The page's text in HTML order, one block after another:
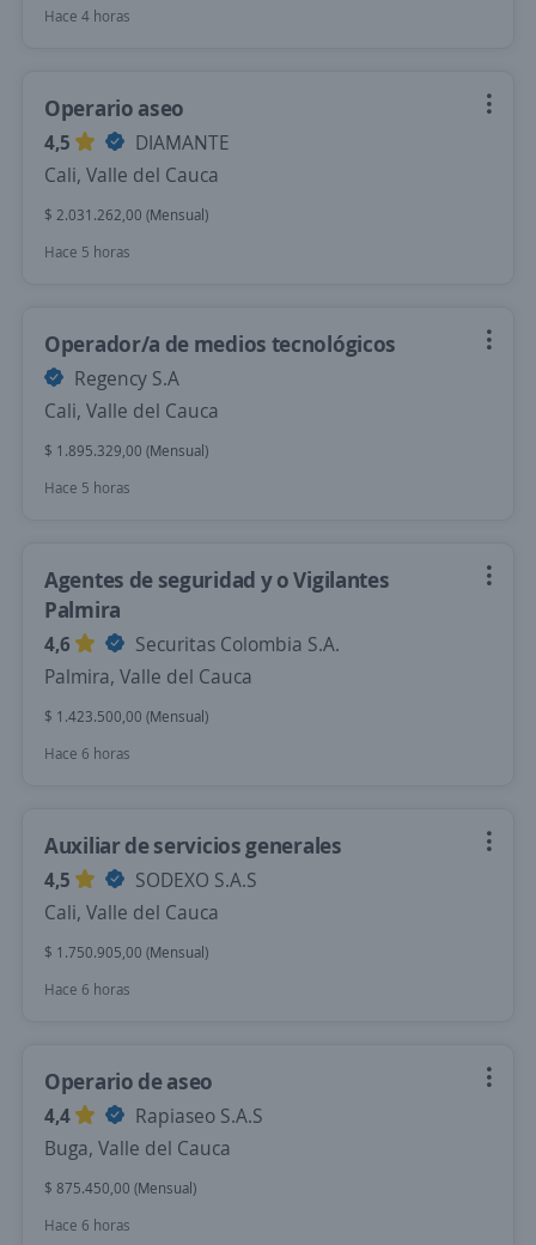
Hace 4 horas
Operario aseo
4,5
DIAMANTE
Cali, Valle del Cauca
$ 2.031.262,00 (Mensual)
Hace 5 horas
Operador/a de medios tecnológicos
Regency S.A
Cali, Valle del Cauca
$ 1.895.329,00 (Mensual)
Hace 5 horas
Agentes de seguridad y o Vigilantes
Palmira
4,6
Securitas Colombia S.A.
Palmira, Valle del Cauca
$ 1.423.500,00 (Mensual)
Hace 6 horas
Auxiliar de servicios generales
4,5
SODEXO S.A.S
Cali, Valle del Cauca
$ 1.750.905,00 (Mensual)
Hace 6 horas
Operario de aseo
4,4
Rapiaseo S.A.S
Buga, Valle del Cauca
$ 875.450,00 (Mensual)
Hace 6 horas